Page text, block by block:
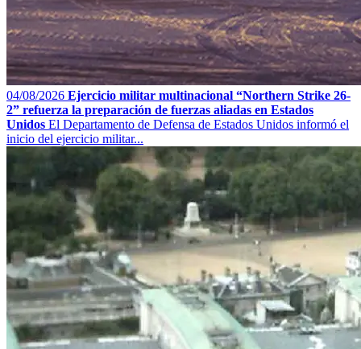
04/08/2026 Ejercicio militar multinacional “Northern Strike 26-
2” refuerza la preparación de fuerzas aliadas en Estados
Unidos El Departamento de Defensa de Estados Unidos informó el
inicio del ejercicio militar...